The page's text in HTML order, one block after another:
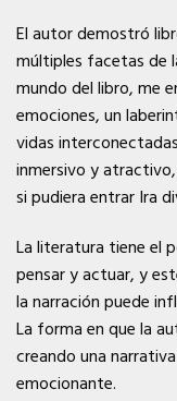
El autor demostró
múltiples facetas de
mundo del libro, me
emociones, un
vidas
inmersivo y
si pudiera entrar Ira
La literatura tiene el
pensar y actuar, y
la narración puede
La forma en que la
creando una
emocionante.